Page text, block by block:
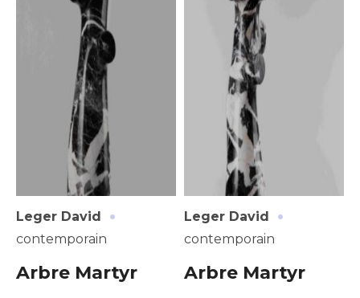
Adresse email*
Prénom
Statut / Organisation
Leger David ·
contemporain
Arbre Martyr
Leger David ·
contemporain
Arbre Martyr